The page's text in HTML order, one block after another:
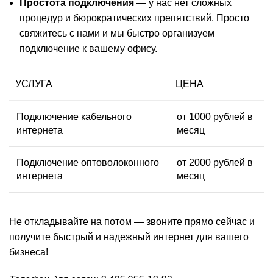
Простота подключения — у нас нет сложных
процедур и бюрократических препятствий. Просто
свяжитесь с нами и мы быстро организуем
подключение к вашему офису.
УСЛУГА ЦЕНА
Подключение кабельного
интернета
от 1000 рублей в
месяц
Подключение оптоволоконного
интернета
от 2000 рублей в
месяц
Не откладывайте на потом — звоните прямо сейчас и
получите быстрый и надежный интернет для вашего
бизнеса!